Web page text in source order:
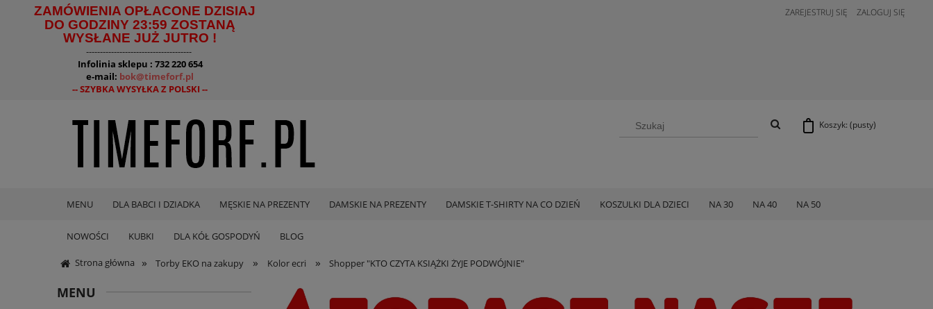
ZAMÓWIENIA OPŁACONE DZISIAJ
DO GODZINY 23:59 ZOSTANĄ
WYSŁANE JUŻ JUTRO !
--------------------------------------
Infolinia sklepu : 732 220 654
e-mail: bok@timeforf.pl
-- SZYBKA WYSYŁKA Z POLSKI --
ZAREJESTRUJ SIĘ ZALOGUJ SIĘ
Koszyk: (pusty)
MENU DLA BABCI I DZIADKA MĘSKIE NA PREZENTY DAMSKIE NA PREZENTY DAMSKIE T-SHIRTY NA CO DZIEŃ KOSZULKI DLA DZIECI NA 30 NA 40 NA 50
NOWOŚCI KUBKI DLA KÓŁ GOSPODYŃ BLOG
Strona główna » Torby EKO na zakupy » Kolor ecri » Shopper "KTO CZYTA KSIĄŻKI ŻYJE PODWÓJNIE"
MENU